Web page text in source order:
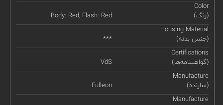
Color
(رنگ)
Body: Red, Flash: Red
Housing Material
(جنس بدنه)
***
Certifications
(گواهینامه‌ها)
VdS
Manufacture
(سازنده)
Fulleon
Manufacture